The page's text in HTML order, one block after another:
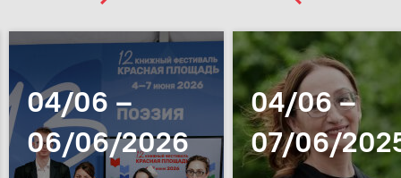
04/06 –
06/06/2026
04/06 –
07/06/